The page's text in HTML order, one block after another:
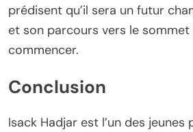
prédisent qu’il sera un futur
et son parcours vers le
commencer.
Conclusion
Isack Hadjar est l’un des jeunes